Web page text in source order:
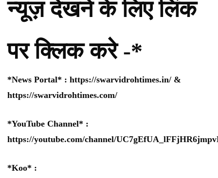
न्यूज़ देखने के लिए लिंक
पर क्लिक करे -*
*News Portal* : https://swarvidrohtimes.in/ &
https://swarvidrohtimes.com/
*YouTube Channel* :
https://youtube.com/channel/
*Koo* :